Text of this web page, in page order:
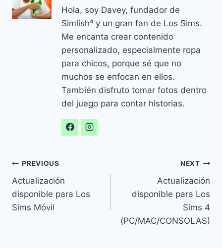
Hola, soy Davey, fundador de
Simlish⁴ y un gran fan de Los Sims.
Me encanta crear contenido
personalizado, especialmente ropa
para chicos, porque sé que no
muchos se enfocan en ellos.
También disfruto tomar fotos dentro
del juego para contar historias.
Navegación
de
entradas
PREVIOUS
Actualización
disponible para Los
Sims Móvil
NEXT
Actualización
disponible para Los
Sims 4
(PC/MAC/CONSOLAS)